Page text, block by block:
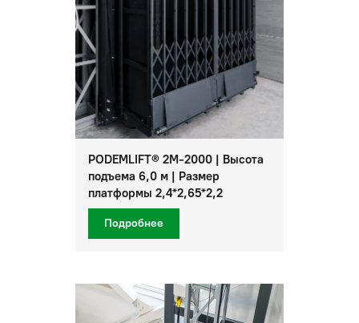
PODEMLIFT® 2M-2000 | Высота
подъема 6,0 м | Размер
платформы 2,4*2,65*2,2
Подробнее